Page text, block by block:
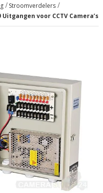
Stroomverdelers
voor CCTV Camera’s -